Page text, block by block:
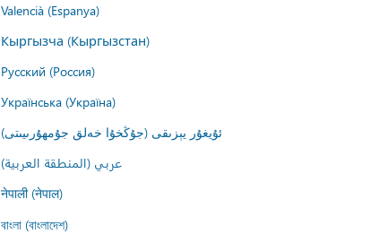
Valencià (Espanya)
Кыргызча (Кыргызстан)
Русский (Россия)
Українська (Україна)
ئۇيغۇر يېزىقى (جۇڭخۇا خەلق جۇمھۇرىيىتى)
عربي (المنطقة العربية)
नेपाली (नेपाल)
বাংলা (বাংলাদেশ)